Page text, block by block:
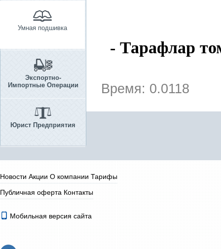
Умная подшивка
Экспортно-
Импортные Операции
Юрист Предприятия
- Тарафлар
Время: 0.0118
Новости Акции О компании Тарифы
Публичная оферта Контакты
Мобильная версия сайта